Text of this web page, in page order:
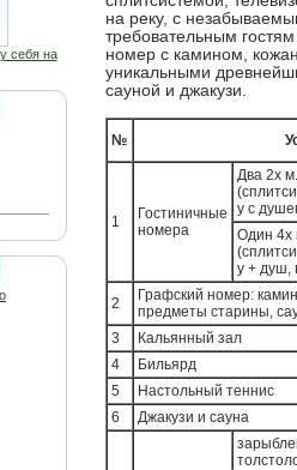
себя на
на реку, с
требовательным
номер с камином,
уникальными
сауной и джакузи.
№
1
Гостиничные
номера
Два 2х
у с
Один 4х
у + душ,
2
Графский номер:
предметы старины,
3
Кальянный зал
4
Бильярд
5
Настольный теннис
6
Джакузи и сауна